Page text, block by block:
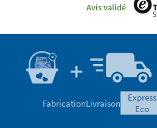
Avis validé
FabricationLivraison
express
eco